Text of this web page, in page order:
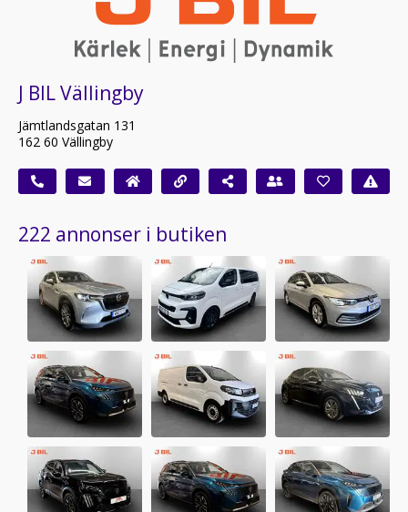
J BIL Vällingby
Jämtlandsgatan 131
162 60 Vällingby
222 annonser i butiken